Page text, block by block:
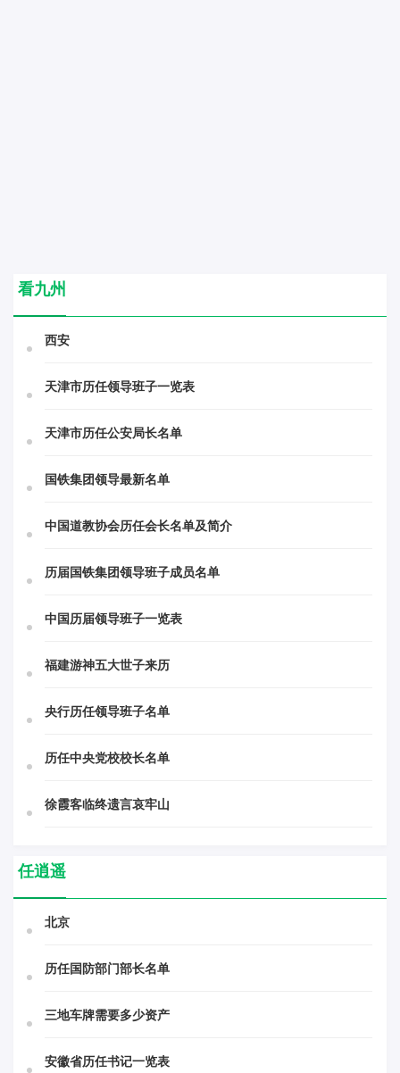
看九州
西安
天津市历任领导班子一览表
天津市历任公安局长名单
国铁集团领导最新名单
中国道教协会历任会长名单及简介
历届国铁集团领导班子成员名单
中国历届领导班子一览表
福建游神五大世子来历
央行历任领导班子名单
历任中央党校校长名单
徐霞客临终遗言哀牢山
任逍遥
北京
历任国防部门部长名单
三地车牌需要多少资产
安徽省历任书记一览表